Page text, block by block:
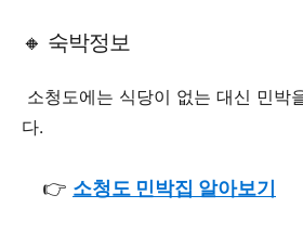
🔸 숙박정보
소청도에는 식당이 없는 대신 민박
다.
👉 소청도 민박집 알아보기